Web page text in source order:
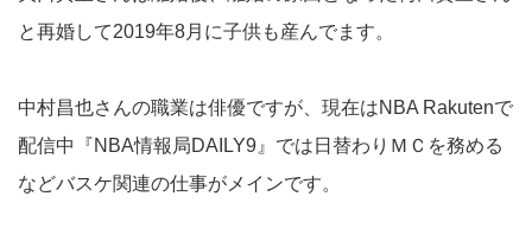
と再婚して2019年8月に子供も産んでます。
中村昌也さんの職業は俳優ですが、現在はNBA Rakutenで
配信中『NBA情報局DAILY9』では日替わりＭＣを務める
などバスケ関連の仕事がメインです。